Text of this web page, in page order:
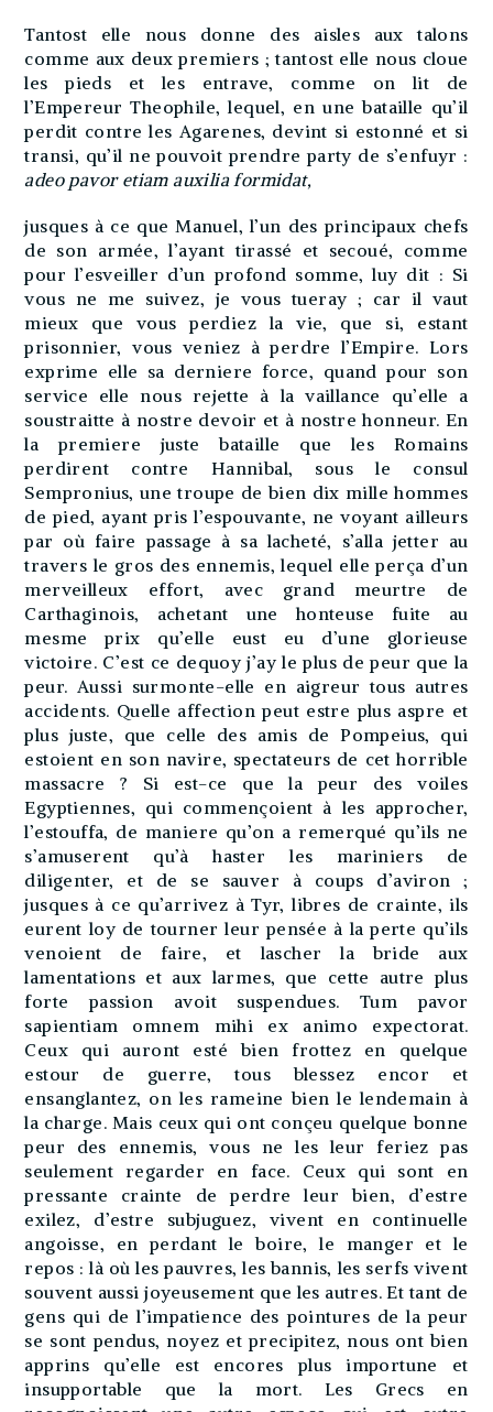
Tantost elle nous donne des aisles aux talons
comme aux deux premiers ; tantost elle nous cloue
les pieds et les entrave, comme on lit de
l’Empereur Theophile, lequel, en une bataille qu’il
perdit contre les Agarenes, devint si estonné et si
transi, qu’il ne pouvoit prendre party de s’enfuyr :
adeo pavor etiam auxilia formidat,
jusques à ce que Manuel, l’un des principaux chefs
de son armée, l’ayant tirassé et secoué, comme
pour l’esveiller d’un profond somme, luy dit : Si
vous ne me suivez, je vous tueray ; car il vaut
mieux que vous perdiez la vie, que si, estant
prisonnier, vous veniez à perdre l’Empire. Lors
exprime elle sa derniere force, quand pour son
service elle nous rejette à la vaillance qu’elle a
soustraitte à nostre devoir et à nostre honneur. En
la premiere juste bataille que les Romains
perdirent contre Hannibal, sous le consul
Sempronius, une troupe de bien dix mille hommes
de pied, ayant pris l’espouvante, ne voyant ailleurs
par où faire passage à sa lacheté, s’alla jetter au
travers le gros des ennemis, lequel elle perça d’un
merveilleux effort, avec grand meurtre de
Carthaginois, achetant une honteuse fuite au
mesme prix qu’elle eust eu d’une glorieuse
victoire. C’est ce dequoy j’ay le plus de peur que la
peur. Aussi surmonte-elle en aigreur tous autres
accidents. Quelle affection peut estre plus aspre et
plus juste, que celle des amis de Pompeius, qui
estoient en son navire, spectateurs de cet horrible
massacre ? Si est-ce que la peur des voiles
Egyptiennes, qui commençoient à les approcher,
l’estouffa, de maniere qu’on a remerqué qu’ils ne
s’amuserent qu’à haster les mariniers de
diligenter, et de se sauver à coups d’aviron ;
jusques à ce qu’arrivez à Tyr, libres de crainte, ils
eurent loy de tourner leur pensée à la perte qu’ils
venoient de faire, et lascher la bride aux
lamentations et aux larmes, que cette autre plus
forte passion avoit suspendues. Tum pavor
sapientiam omnem mihi ex animo expectorat.
Ceux qui auront esté bien frottez en quelque
estour de guerre, tous blessez encor et
ensanglantez, on les rameine bien le lendemain à
la charge. Mais ceux qui ont conçeu quelque bonne
peur des ennemis, vous ne les leur feriez pas
seulement regarder en face. Ceux qui sont en
pressante crainte de perdre leur bien, d’estre
exilez, d’estre subjuguez, vivent en continuelle
angoisse, en perdant le boire, le manger et le
repos : là où les pauvres, les bannis, les serfs vivent
souvent aussi joyeusement que les autres. Et tant de
gens qui de l’impatience des pointures de la peur
se sont pendus, noyez et precipitez, nous ont bien
apprins qu’elle est encores plus importune et
insupportable que la mort. Les Grecs en